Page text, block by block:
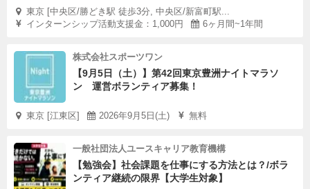
東京 [中央区/勝どき駅 徒歩3分, 中央区/新富町駅...
インターンシップ活動支援金：1,000円
6ヶ月間~1年間
株式会社スポーツワン
【9月5日（土）】第42回東京豊洲ナイトマラソ
ン 運営ボランティア募集！
東京 [江東区] 2026年9月5日(土) 無料
一般社団法人ユースキャリア教育機構
【勉強会】社会課題を仕事にする方法とは？/ボラ
ンティア継続の限界【大学生対象】